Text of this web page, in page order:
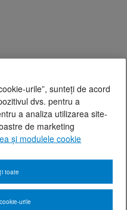
urile”, sunteți de acord
dvs. pentru a
a analiza utilizarea site-
de marketing
și modulele cookie
toate
urile